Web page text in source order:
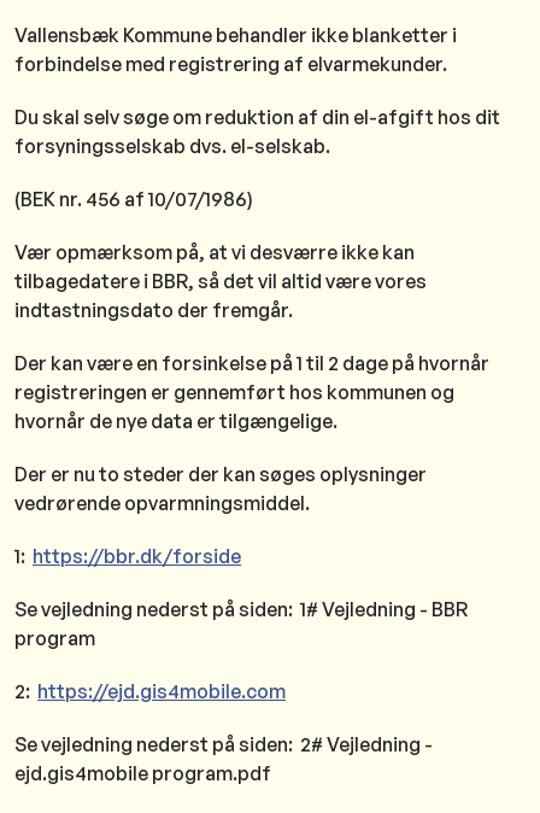
Vallensbæk Kommune behandler ikke blanketter i
forbindelse med registrering af elvarmekunder.
Du skal selv søge om reduktion af din el-afgift hos dit
forsyningsselskab dvs. el-selskab.
(BEK nr. 456 af 10/07/1986)
Vær opmærksom på, at vi desværre ikke kan
tilbagedatere i BBR, så det vil altid være vores
indtastningsdato der fremgår.
Der kan være en forsinkelse på 1 til 2 dage på hvornår
registreringen er gennemført hos kommunen og
hvornår de nye data er tilgængelige.
Der er nu to steder der kan søges oplysninger
vedrørende opvarmningsmiddel.
1: https://bbr.dk/forside
Se vejledning nederst på siden: 1# Vejledning - BBR
program
2: https://ejd.gis4mobile.com
Se vejledning nederst på siden: 2# Vejledning -
ejd.gis4mobile program.pdf